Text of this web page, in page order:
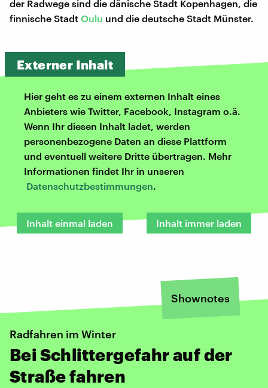
der Radwege sind die dänische Stadt Kopenhagen, die
finnische Stadt Oulu und die deutsche Stadt Münster.
Externer Inhalt
Hier geht es zu einem externen Inhalt eines
Anbieters wie Twitter, Facebook, Instagram o.ä.
Wenn Ihr diesen Inhalt ladet, werden
personenbezogene Daten an diese Plattform
und eventuell weitere Dritte übertragen. Mehr
Informationen findet Ihr in unseren
Datenschutzbestimmungen.
Inhalt einmal laden Inhalt immer laden
Shownotes
Radfahren im Winter
Bei Schlittergefahr auf der
Straße fahren